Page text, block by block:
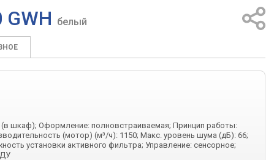
белый
(в шкаф); Оформление: полновстраиваемая; Принцип работы:
(мотор) (м³/ч): 1150; Макс. уровень шума (дБ): 66;
установки активного фильтра; Управление: сенсорное;